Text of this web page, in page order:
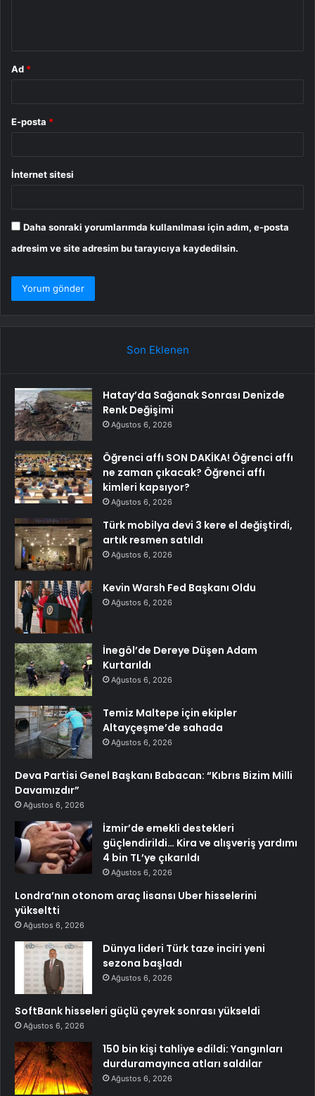
Ad *
E-posta *
İnternet sitesi
Daha sonraki yorumlarımda kullanılması için adım, e-posta
adresim ve site adresim bu tarayıcıya kaydedilsin.
Son Eklenen
Hatay’da Sağanak Sonrası Denizde
Renk Değişimi
Ağustos 6, 2026
Öğrenci affı SON DAKİKA! Öğrenci affı
ne zaman çıkacak? Öğrenci affı
kimleri kapsıyor?
Ağustos 6, 2026
Türk mobilya devi 3 kere el değiştirdi,
artık resmen satıldı
Ağustos 6, 2026
Kevin Warsh Fed Başkanı Oldu
Ağustos 6, 2026
İnegöl’de Dereye Düşen Adam
Kurtarıldı
Ağustos 6, 2026
Temiz Maltepe için ekipler
Altayçeşme’de sahada
Ağustos 6, 2026
Deva Partisi Genel Başkanı Babacan: “Kıbrıs Bizim Milli
Davamızdır”
Ağustos 6, 2026
İzmir’de emekli destekleri
güçlendirildi… Kira ve alışveriş yardımı
4 bin TL’ye çıkarıldı
Ağustos 6, 2026
Londra’nın otonom araç lisansı Uber hisselerini
yükseltti
Ağustos 6, 2026
Dünya lideri Türk taze inciri yeni
sezona başladı
Ağustos 6, 2026
SoftBank hisseleri güçlü çeyrek sonrası yükseldi
Ağustos 6, 2026
150 bin kişi tahliye edildi: Yangınları
durduramayınca atları saldılar
Ağustos 6, 2026